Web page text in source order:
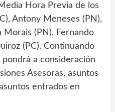
Hora Previa de los
Antony Meneses (PN),
Morais (PN), Fernando
(PC). Continuando
a consideración
Asesoras, asuntos
entrados en